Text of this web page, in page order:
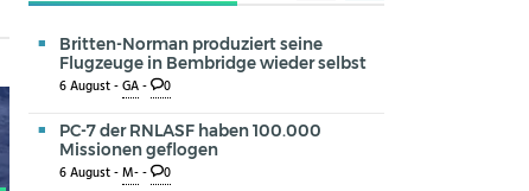
Britten-Norman produziert seine
Flugzeuge in Bembridge wieder selbst
6 August -GA- 0
PC-7 der RNLASF haben 100.000
Missionen geflogen
6 August -M-- 0